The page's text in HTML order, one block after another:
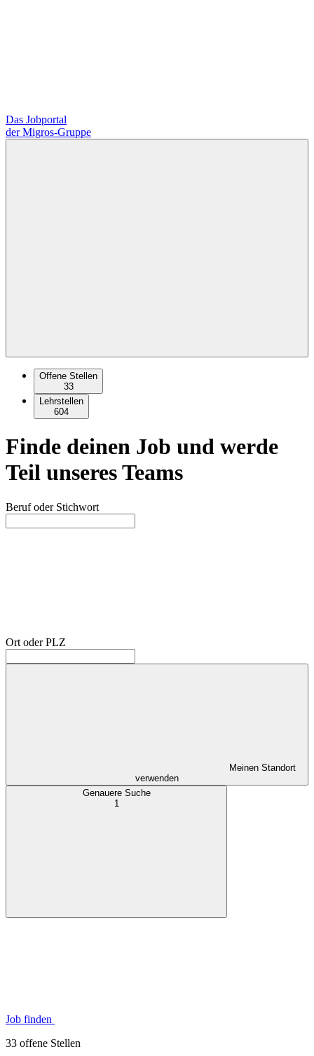
Das Jobportal
der Migros-Gruppe
Offene Stellen
33
Lehrstellen
604
Finde deinen Job und werde
Teil unseres Teams
Beruf oder Stichwort
Ort oder PLZ
Meinen Standort
verwenden
Genauere Suche
1
Job finden
33 offene Stellen